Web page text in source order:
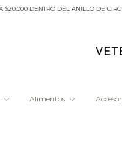
DEL ANILLO DE
Alimentos